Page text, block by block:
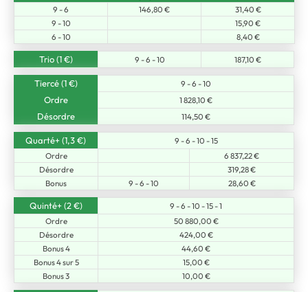
9 - 6 146,80 €
31,40 €
9 - 10
15,90 €
6 - 10
8,40 €
Trio (1 €) 9 - 6 - 10 187,10 €
Tiercé (1 €) 9 - 6 - 10
Ordre 1 828,10 €
Désordre 114,50 €
Quarté+ (1,3 €)
9 - 6 - 10 - 15
Ordre
6 837,22 €
Désordre
319,28 €
Bonus
9 - 6 - 10 28,60 €
Quinté+ (2 €)
9 - 6 - 10 - 15 - 1
Ordre
50 880,00 €
Désordre
424,00 €
Bonus 4
44,60 €
Bonus 4 sur 5
15,00 €
Bonus 3
10,00 €